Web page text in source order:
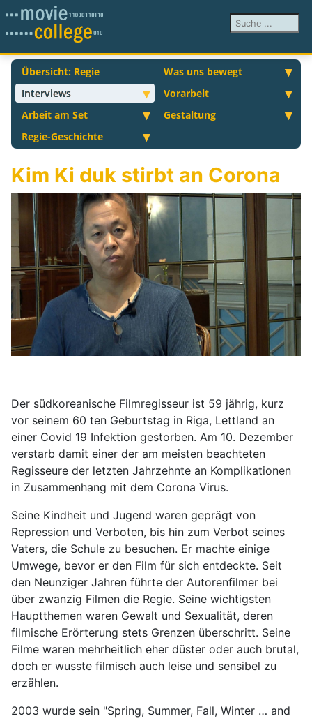
Suchen ...
Übersicht: Regie
Was uns bewegt
Interviews
Vorarbeit
Arbeit am Set
Gestaltung
Regie-Geschichte
Kim Ki duk stirbt an Corona
Der südkoreanische Filmregisseur ist 59 jährig, kurz
vor seinem 60 ten Geburtstag in Riga, Lettland an
einer Covid 19 Infektion gestorben. Am 10. Dezember
verstarb damit einer der am meisten beachteten
Regisseure der letzten Jahrzehnte an Komplikationen
in Zusammenhang mit dem Corona Virus.
Seine Kindheit und Jugend waren geprägt von
Repression und Verboten, bis hin zum Verbot seines
Vaters, die Schule zu besuchen. Er machte einige
Umwege, bevor er den Film für sich entdeckte. Seit
den Neunziger Jahren führte der Autorenfilmer bei
über zwanzig Filmen die Regie. Seine wichtigsten
Hauptthemen waren Gewalt und Sexualität, deren
filmische Erörterung stets Grenzen überschritt. Seine
Filme waren mehrheitlich eher düster oder auch brutal,
doch er wusste filmisch auch leise und sensibel zu
erzählen.
2003 wurde sein "Spring, Summer, Fall, Winter … and